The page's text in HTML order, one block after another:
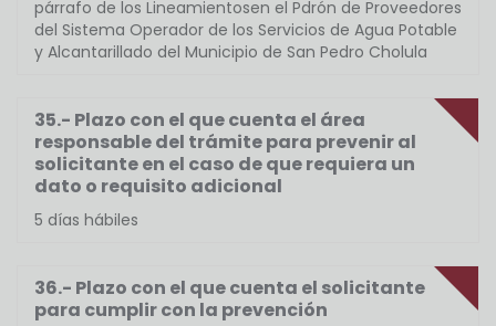
párrafo de los Lineamientosen el Pdrón de Proveedores
del Sistema Operador de los Servicios de Agua Potable
y Alcantarillado del Municipio de San Pedro Cholula
35.- Plazo con el que cuenta el área
responsable del trámite para prevenir al
solicitante en el caso de que requiera un
dato o requisito adicional
5 días hábiles
36.- Plazo con el que cuenta el solicitante
para cumplir con la prevención